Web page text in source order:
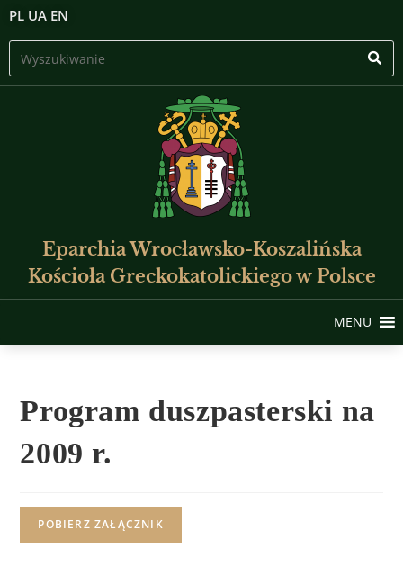
PL UA EN
Eparchia Wrocławsko-Koszalińska
Kościoła Greckokatolickiego w Polsce
MENU
Program duszpasterski na
2009 r.
POBIERZ ZAŁĄCZNIK